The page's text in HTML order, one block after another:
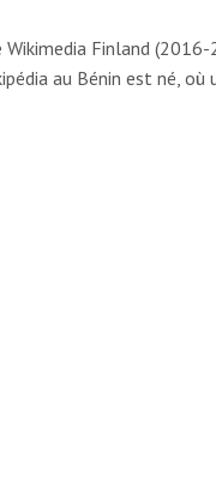
Finland
au Bénin est né,